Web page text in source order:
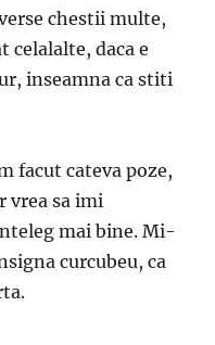
chestii multe,
celalalte, daca e
inseamna ca stiti
facut cateva poze,
vrea sa imi
mai bine. Mi-
curcubeu, ca